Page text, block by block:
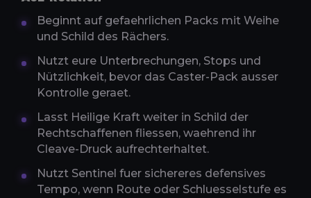
Beginnt auf gefaehrlichen Packs mit Weihe
und Schild des Rächers.
Nutzt eure Unterbrechungen, Stops und
Nützlichkeit, bevor das Caster-Pack ausser
Kontrolle geraet.
Lasst Heilige Kraft weiter in Schild der
Rechtschaffenen fliessen, waehrend ihr
Cleave-Druck aufrechterhaltet.
Nutzt Sentinel fuer sichereres defensives
Tempo, wenn Route oder Schluesselstufe es